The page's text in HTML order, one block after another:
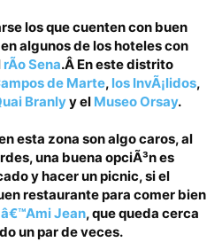
los que cuenten con buen
algunos de los hotelescon
rÃ­o Sena.Â En este distrito
de Marte, los InvÃ¡lidos,
Branlyy el Museo Orsay.
esta zona son algo caros, al
una buena opciÃ³n es
y hacer un picnic,si el
restaurante para comer bien
Jean,que queda cerca
un par de veces.